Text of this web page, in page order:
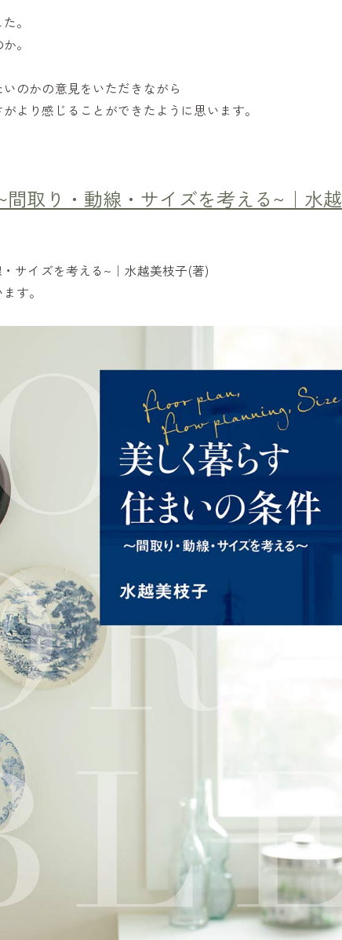
。
。
のかの意見をいただきながら
より感じることができたように思います。
取り・動線・サイズを考える~｜水越
サイズを考える~｜水越美枝子(著)
す。